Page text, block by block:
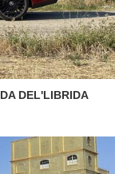
DEL'LIBRIDA